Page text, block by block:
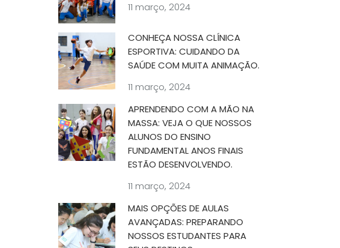
11 março, 2024
CONHEÇA NOSSA CLÍNICA
ESPORTIVA: CUIDANDO DA
SAÚDE COM MUITA ANIMAÇÃO.
11 março, 2024
APRENDENDO COM A MÃO NA
MASSA: VEJA O QUE NOSSOS
ALUNOS DO ENSINO
FUNDAMENTAL ANOS FINAIS
ESTÃO DESENVOLVENDO.
11 março, 2024
MAIS OPÇÕES DE AULAS
AVANÇADAS: PREPARANDO
NOSSOS ESTUDANTES PARA